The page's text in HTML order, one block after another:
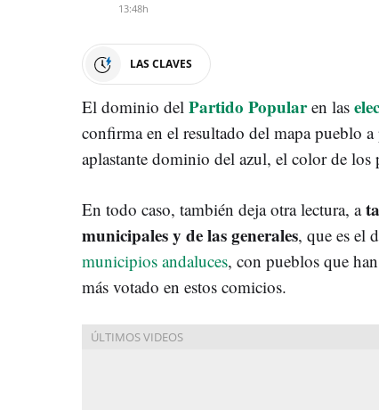
13:48h
LAS CLAVES
El dominio del Partido Popularen las
confirma en el resultado del mapa pueblo
aplastante dominio del azul, el color de los
En todo caso, también deja otra lectura, a
municipales y de las generales, que es el
municipios andaluces, con pueblos que
más votado en estos comicios.